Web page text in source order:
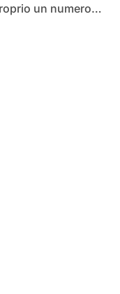
un numero…